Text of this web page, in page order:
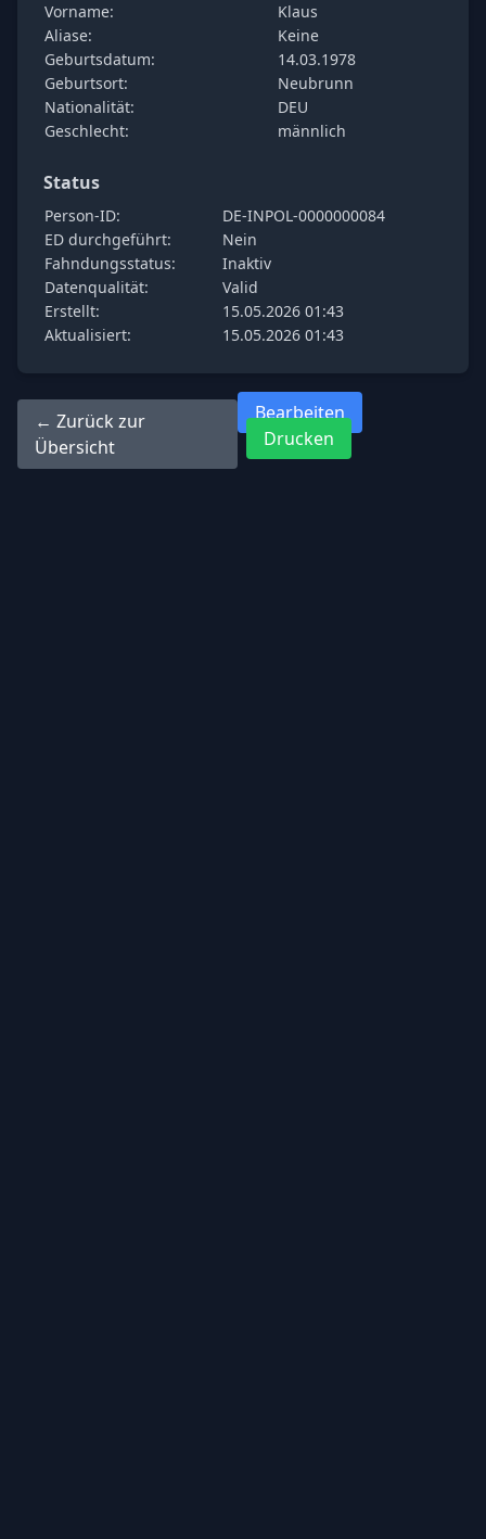
Vorname:
Klaus
Aliase:
Keine
Geburtsdatum:
14.03.1978
Geburtsort:
Neubrunn
Nationalität:
DEU
Geschlecht:
männlich
Status
Person-ID:
DE-INPOL-0000000084
ED durchgeführt:
Nein
Fahndungsstatus:
Inaktiv
Datenqualität:
Valid
Erstellt:
15.05.2026 01:43
Aktualisiert:
15.05.2026 01:43
← Zurück zur
Übersicht
Bearbeiten
Drucken